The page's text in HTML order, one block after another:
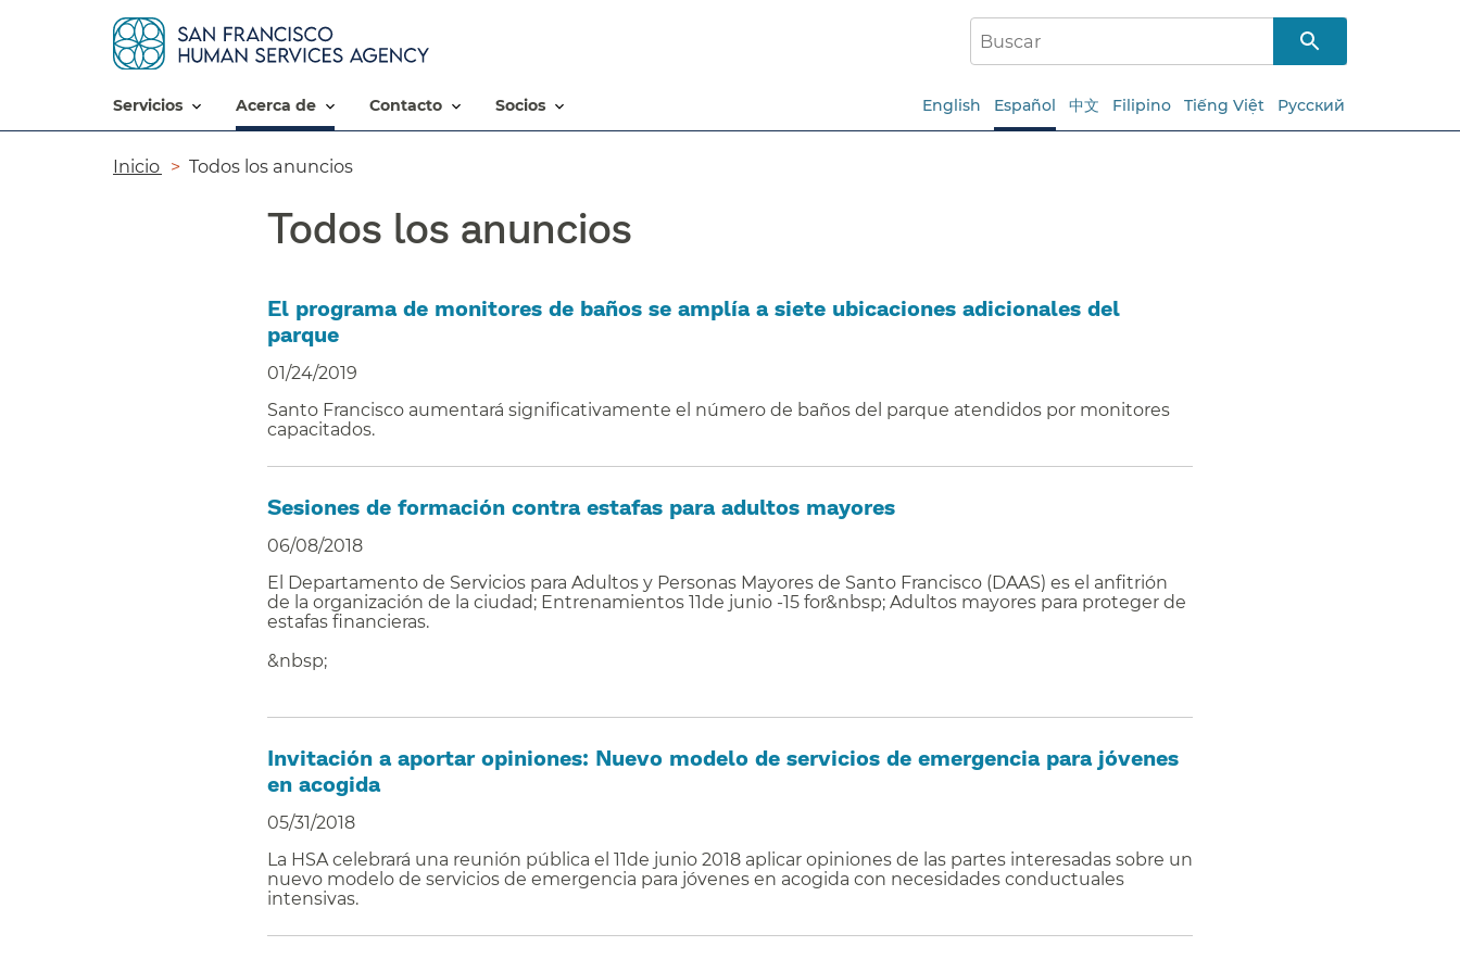
servicios​​ acerca de​​ contacto​​ socios​​ English Español 中文 Filipino Tiếng Việt Русский
Ruta
Inicio​​ Todos los anuncios​​
Todos los anuncios​​
El programa de monitores de baños se amplía a siete ubicaciones adicionales del
parque​​
01/24/2019
Santo Francisco aumentará significativamente el número de baños del parque atendidos por monitores
capacitados.​​
Sesiones de formación contra estafas para adultos mayores​​
06/08/2018
El Departamento de Servicios para Adultos y Personas Mayores de Santo Francisco (DAAS) es el anfitrión
de la organización de la ciudad; Entrenamientos 11de junio -15 for&nbsp; Adultos mayores para proteger de
estafas financieras.
&nbsp;
Invitación a aportar opiniones: Nuevo modelo de servicios de emergencia para jóvenes
en acogida​​
05/31/2018
La HSA celebrará una reunión pública el 11de junio 2018 aplicar opiniones de las partes interesadas sobre un
nuevo modelo de servicios de emergencia para jóvenes en acogida con necesidades conductuales
intensivas.​​